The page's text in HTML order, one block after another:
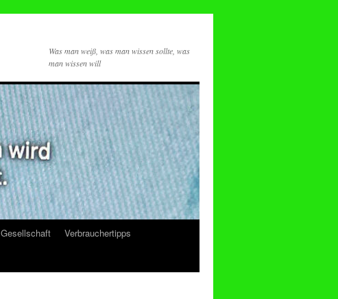
Was man weiß, was man wissen sollte, was
man wissen will
Gesellschaft
Verbrauchertipps